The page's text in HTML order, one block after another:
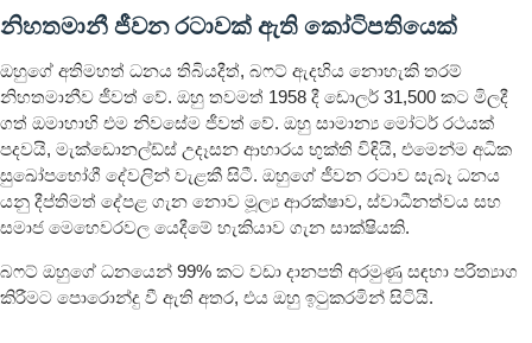
නිහතමානී ජීවන රටාවක් ඇති කෝටිපතියෙක්
ඔහුගේ අතිමහත් ධනය තිබියදීත්, බෆට් ඇදහිය නොහැකි තරම්
නිහතමානීව ජීවත් වේ. ඔහු තවමත් 1958 දී ඩොලර් 31,500 කට මිලදී
ගත් ඔමාහාහි එම නිවසේම ජීවත් වේ. ඔහු සාමාන්‍ය මෝටර් රථයක්
පදවයි, මැක්ඩොනල්ඩ්ස් උදෑසන ආහාරය භුක්ති විඳියි, එමෙන්ම අධික
සුඛෝපභෝගී දේවලින් වැළකී සිටී. ඔහුගේ ජීවන රටාව සැබෑ ධනය
යනු දීප්තිමත් දේපළ ගැන නොව මූල්‍ය ආරක්ෂාව, ස්වාධීනත්වය සහ
සමාජ මෙහෙවරවල යෙදීමේ හැකියාව ගැන සාක්ෂියකි.
බෆට් ඔහුගේ ධනයෙන් 99% කට වඩා දානපති අරමුණු සඳහා පරිත්‍යාග
කිරීමට පොරොන්දු වී ඇති අතර, එය ඔහු ඉටුකරමින් සිටියි.